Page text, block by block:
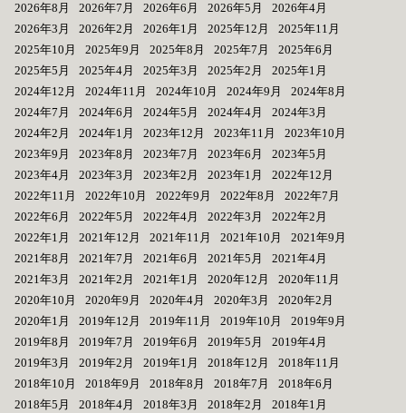
2026年8月
2026年7月 2026年6月 2026年5月
2026年4月
2026年3月
2026年2月 2026年1月 2025年12月
2025年11月
2025年10月
2025年9月 2025年8月 2025年7月
2025年6月
2025年5月
2025年4月 2025年3月 2025年2月
2025年1月
2024年12月
2024年11月 2024年10月 2024年9月
2024年8月
2024年7月
2024年6月 2024年5月 2024年4月
2024年3月
2024年2月
2024年1月 2023年12月 2023年11月
2023年10月
2023年9月
2023年8月 2023年7月 2023年6月
2023年5月
2023年4月
2023年3月 2023年2月 2023年1月
2022年12月
2022年11月
2022年10月 2022年9月 2022年8月
2022年7月
2022年6月
2022年5月 2022年4月 2022年3月
2022年2月
2022年1月
2021年12月 2021年11月 2021年10月
2021年9月
2021年8月
2021年7月 2021年6月 2021年5月
2021年4月
2021年3月
2021年2月 2021年1月 2020年12月
2020年11月
2020年10月
2020年9月 2020年4月 2020年3月
2020年2月
2020年1月
2019年12月 2019年11月 2019年10月
2019年9月
2019年8月
2019年7月 2019年6月 2019年5月
2019年4月
2019年3月
2019年2月 2019年1月 2018年12月
2018年11月
2018年10月
2018年9月 2018年8月 2018年7月
2018年6月
2018年5月
2018年4月 2018年3月 2018年2月
2018年1月